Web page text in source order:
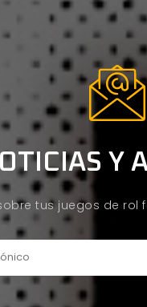
Y
tus juegos de